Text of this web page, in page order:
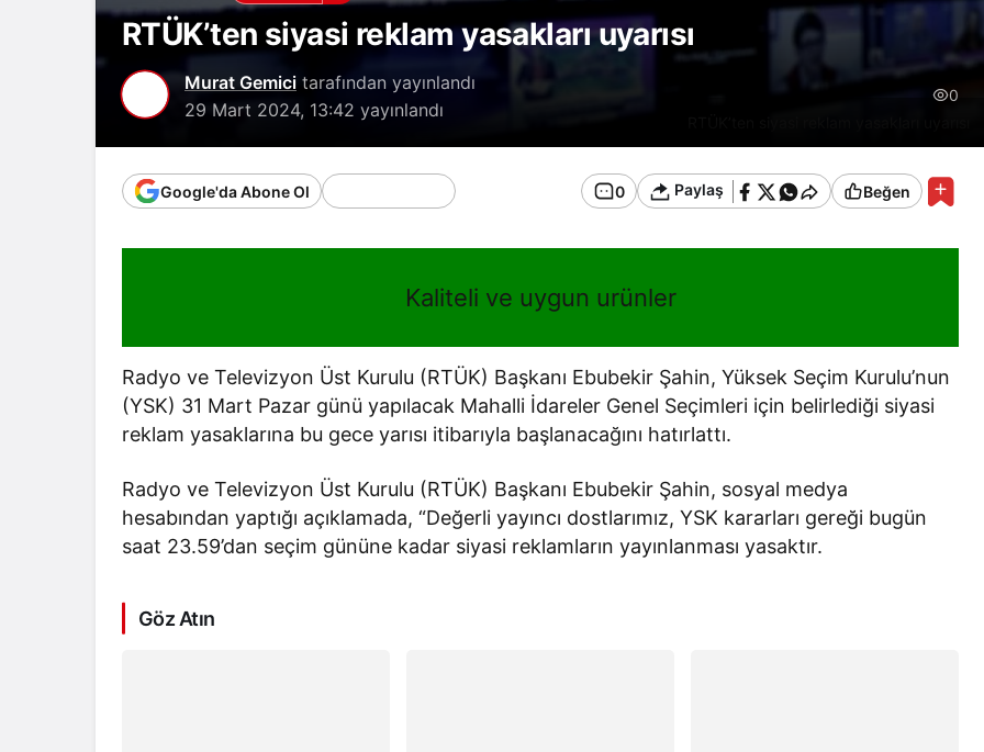
RTÜK’ten siyasi reklam yasakları uyarısı
Murat Gemici tarafından yayınlandı
29 Mart 2024, 13:42 yayınlandı
0
Google'da Abone Ol 0 Paylaş Beğen
Kaliteli ve uygun urünler
Radyo ve Televizyon Üst Kurulu (RTÜK) Başkanı Ebubekir Şahin, Yüksek Seçim Kurulu’nun
(YSK) 31 Mart Pazar günü yapılacak Mahalli İdareler Genel Seçimleri için belirlediği siyasi
reklam yasaklarına bu gece yarısı itibarıyla başlanacağını hatırlattı.
Radyo ve Televizyon Üst Kurulu (RTÜK) Başkanı Ebubekir Şahin, sosyal medya
hesabından yaptığı açıklamada, “Değerli yayıncı dostlarımız, YSK kararları gereği bugün
saat 23.59’dan seçim gününe kadar siyasi reklamların yayınlanması yasaktır.
Göz Atın